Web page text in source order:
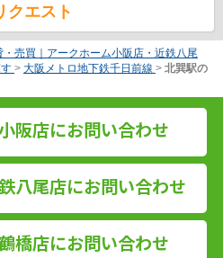
クエスト
売買｜アークホーム小阪店・近鉄八尾
> 大阪メトロ地下鉄千日前線 > 北巽駅の
阪店にお問い合わせ
八尾店にお問い合わせ
橋店にお問い合わせ